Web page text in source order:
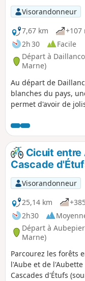
Visorandonneur
7,67 km
+107
2h 30
Facile
Départ à
Marne)
Au départ de
blanches du pays,
permet d'avoir de
Cicuit entre
Cascade
Visorandonneur
25,14 km
2h30
Départ à
Marne)
Parcourez les forêts
l'Aube et de
Cascades d'Étufs